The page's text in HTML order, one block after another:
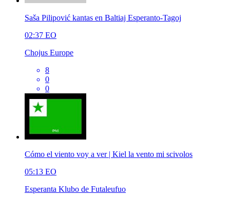
Saša Pilipović kantas en Baltiaj Esperanto-Tagoj
02:37 EO
Chojus Europe
8
0
0
Cómo el viento voy a ver | Kiel la vento mi scivolos
05:13 EO
Esperanta Klubo de Futaleufuo